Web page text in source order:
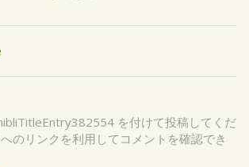
を付けて投稿してくだ
のリンクを利用してコメントを確認でき